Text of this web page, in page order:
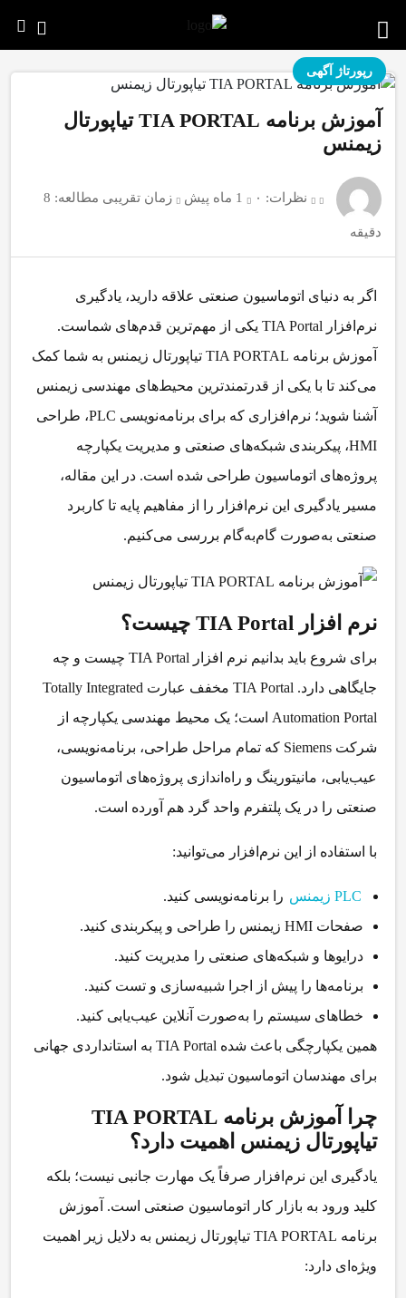
رپورتاژ آگهی
آموزش برنامه TIA PORTAL تیاپورتال
زیمنس
نظرات: ۰ 1 ماه پیش زمان تقریبی مطالعه: 8
دقیقه
اگر به دنیای اتوماسیون صنعتی علاقه دارید، یادگیری
نرم‌افزار TIA Portal یکی از مهم‌ترین قدم‌های شماست.
آموزش برنامه TIA PORTAL تیاپورتال زیمنس
به شما کمک
می‌کند تا با یکی از قدرتمندترین محیط‌های مهندسی زیمنس
آشنا شوید؛ نرم‌افزاری که برای برنامه‌نویسی PLC، طراحی
HMI، پیکربندی شبکه‌های صنعتی و مدیریت یکپارچه
پروژه‌های اتوماسیون طراحی شده است. در این مقاله،
مسیر یادگیری این نرم‌افزار را از مفاهیم پایه تا کاربرد
صنعتی به‌صورت گام‌به‌گام بررسی می‌کنیم.
نرم افزار TIA Portal چیست؟
برای شروع باید بدانیم نرم افزار TIA Portal چیست
و چه
جایگاهی دارد. TIA Portal مخفف عبارت
Totally Integrated
Automation Portal است؛ یک محیط مهندسی یکپارچه از
شرکت Siemens که تمام مراحل طراحی، برنامه‌نویسی،
عیب‌یابی، مانیتورینگ و راه‌اندازی پروژه‌های اتوماسیون
صنعتی را در یک پلتفرم واحد گرد هم آورده است.
با استفاده از این نرم‌افزار می‌توانید:
PLC زیمنس
را برنامه‌نویسی کنید.
صفحات HMI زیمنس را طراحی و پیکربندی کنید.
درایوها و شبکه‌های صنعتی را مدیریت کنید.
برنامه‌ها را پیش از اجرا شبیه‌سازی و تست کنید.
خطاهای سیستم را به‌صورت آنلاین عیب‌یابی کنید.
همین یکپارچگی باعث شده TIA Portal به استانداردی جهانی
برای مهندسان اتوماسیون تبدیل شود.
چرا آموزش برنامه TIA PORTAL
تیاپورتال زیمنس اهمیت دارد؟
یادگیری این نرم‌افزار صرفاً یک مهارت جانبی نیست؛ بلکه
کلید ورود به بازار کار اتوماسیون صنعتی است. آموزش
برنامه TIA PORTAL تیاپورتال زیمنس
به دلایل زیر اهمیت
ویژه‌ای دارد: